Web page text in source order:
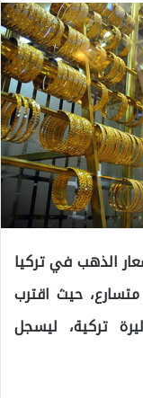
الذهب في تركيا
حيث اقترب
الذهب من حاجز 4.500 ليرة تركية، ليسجل